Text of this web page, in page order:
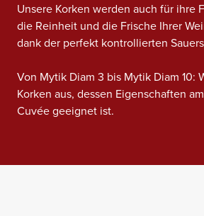
Unsere Korken werden auch für ihre
die Reinheit und die Frische Ihrer
dank der perfekt kontrollierten
Von Mytik Diam 3 bis Mytik Diam 10:
Korken aus, dessen Eigenschaften
Cuvée geeignet ist.